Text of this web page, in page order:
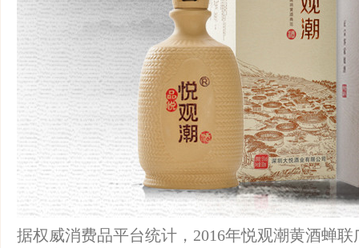
据权威消费品平台统计，2016年悦观潮黄酒蝉